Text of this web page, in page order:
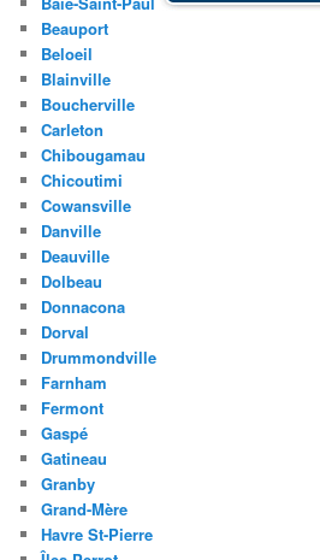
Beauport
Beloeil
Blainville
Boucherville
Carleton
Chibougamau
Chicoutimi
Cowansville
Danville
Deauville
Dolbeau
Donnacona
Dorval
Drummondville
Farnham
Fermont
Gaspé
Gatineau
Granby
Grand-Mère
Havre St-Pierre